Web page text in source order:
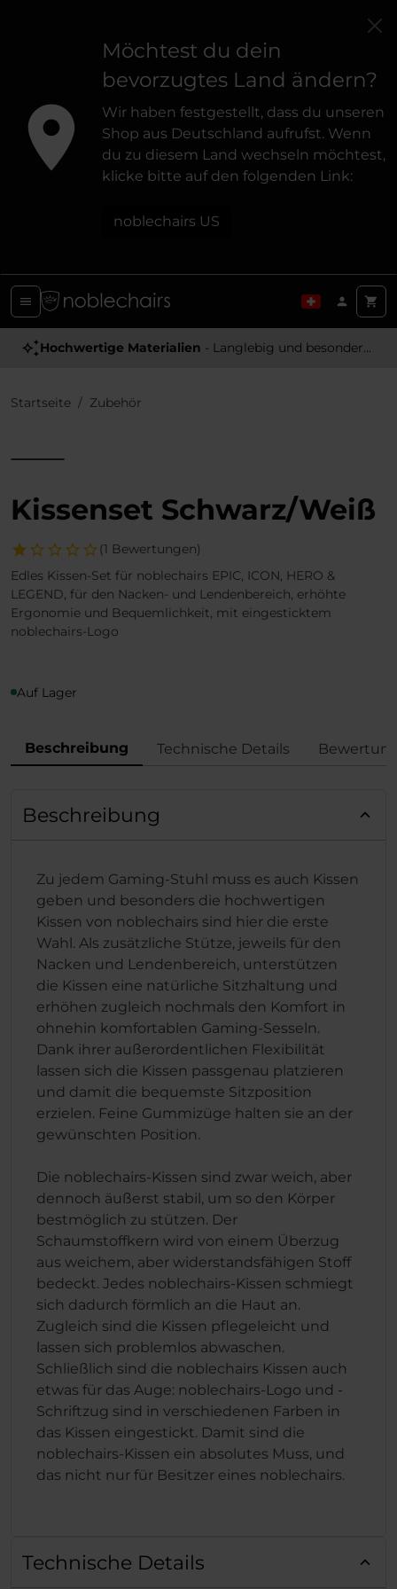
Möchtest du dein
bevorzugtes Land ändern?
Wir haben festgestellt, dass du unseren
Shop aus Deutschland aufrufst. Wenn
du zu diesem Land wechseln möchtest,
klicke bitte auf den folgenden Link:
noblechairs US
Hochwertige Materialien - Langlebig und besonders Angenehm
Startseite Zubehör
Kissenset Schwarz/Weiß
(1 Bewertungen)
Edles Kissen-Set für noblechairs EPIC, ICON, HERO &
LEGEND, für den Nacken- und Lendenbereich, erhöhte
Ergonomie und Bequemlichkeit, mit eingesticktem
noblechairs-Logo
Auf Lager
Beschreibung Technische Details
Beschreibung
Zu jedem Gaming-Stuhl muss es auch Kissen
geben und besonders die hochwertigen
Kissen von noblechairs sind hier die erste
Wahl. Als zusätzliche Stütze, jeweils für den
Nacken und Lendenbereich, unterstützen
die Kissen eine natürliche Sitzhaltung und
erhöhen zugleich nochmals den Komfort in
ohnehin komfortablen Gaming-Sesseln.
Dank ihrer außerordentlichen Flexibilität
lassen sich die Kissen passgenau platzieren
und damit die bequemste Sitzposition
erzielen. Feine Gummizüge halten sie an der
gewünschten Position.
Die noblechairs-Kissen sind zwar weich, aber
dennoch äußerst stabil, um so den Körper
bestmöglich zu stützen. Der
Schaumstoffkern wird von einem Überzug
aus weichem, aber widerstandsfähigen Stoff
bedeckt. Jedes noblechairs-Kissen schmiegt
sich dadurch förmlich an die Haut an.
Zugleich sind die Kissen pflegeleicht und
lassen sich problemlos abwaschen.
Schließlich sind die noblechairs Kissen auch
etwas für das Auge: noblechairs-Logo und -
Schriftzug sind in verschiedenen Farben in
das Kissen eingestickt. Damit sind die
noblechairs-Kissen ein absolutes Muss, und
das nicht nur für Besitzer eines noblechairs.
Technische Details